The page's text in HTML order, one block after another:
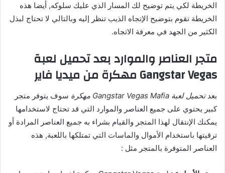
الخريطة لكي يتم توضيح لك المسار الذي عليك سلوكه, أيضا هذه
الخريطة تقوم بتوضيح الإتجاه الذيب تنظر إليه وبالتالي لا تحتاج لبذل
الكثير من الجهد في معرفة الاتجاه.
متجر العناصر والموارد بعد تحميل لعبة
Gangstar Vegas مهكرة من ميديا فاير
بعدتحميل لعبة Gangstar Vegas Mafia مهكرة
سوف يتوفر متجر
كبير يحتوي على جميع العناصر والموارد التي قد تحتاج لاستخدامها
يمكنك الإنتقال لهذا المتجر والقيام بشراء به جميع العناصر المرادة أو
ترقيتها باستخدام الأموال والماسات التي تمتلكها باللعبة, هذه
العناصر المتوفرة بالمتجر مثل :